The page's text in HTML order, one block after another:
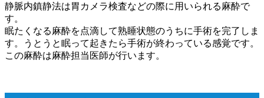
静脈内鎮静法は胃カメラ検査などの際に用いられる麻酔で
す。
眠たくなる麻酔を点滴して熟睡状態のうちに手術を完了しま
す。うとうと眠って起きたら手術が終わっている感覚です。
この麻酔は麻酔担当医師が行います。